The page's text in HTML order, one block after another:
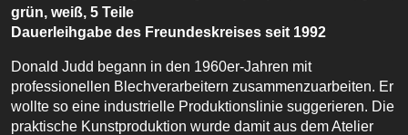
grün, weiß, 5 Teile
Dauerleihgabe des Freundeskreises seit 1992
Donald Judd begann in den 1960er-Jahren mit
professionellen Blechverarbeitern zusammenzuarbeiten. Er
wollte so eine industrielle Produktionslinie suggerieren. Die
praktische Kunstproduktion wurde damit aus dem Atelier